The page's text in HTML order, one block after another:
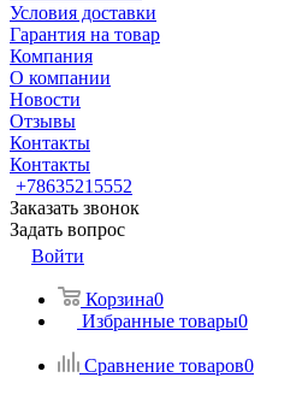
Условия доставки
Гарантия на товар
Компания
О компании
Новости
Отзывы
Контакты
Контакты
+78635215552
Заказать звонок
Задать вопрос
Войти
Корзина0
Избранные товары0
Сравнение товаров0